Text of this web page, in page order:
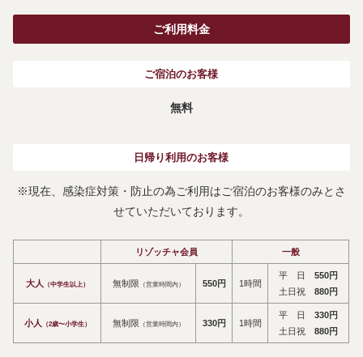
ご利⽤料⾦
ご宿泊のお客様
無料
⽇帰り利⽤のお客様
※現在、感染症対策・防止の為ご利用はご宿泊のお客様のみとさ
せていただいております。
リゾッチャ会員 ⼀般
⼤⼈ （中学⽣以上） 無制限 （営業時間内） 550円 1時間
平 ⽇ 550円
⼟⽇祝 880円
⼩⼈ （2歳〜⼩学⽣） 無制限 （営業時間内） 330円 1時間
平 ⽇ 330円
⼟⽇祝 880円